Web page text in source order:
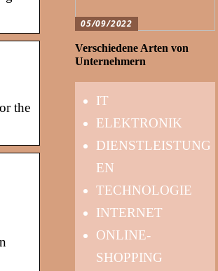
the
05/09/2022
Verschiedene Arten von
Unternehmern
IT
ELEKTRONIK
DIENSTLEISTUNG
EN
TECHNOLOGIE
INTERNET
ONLINE-
SHOPPING